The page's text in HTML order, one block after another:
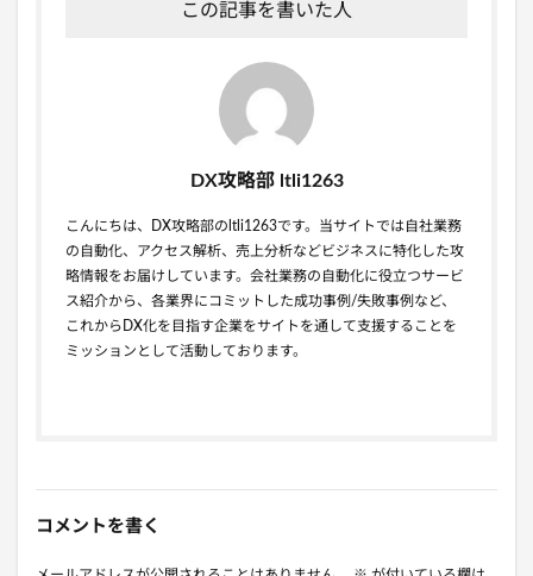
この記事を書いた人
DX攻略部 ltli1263
こんにちは、DX攻略部のltli1263です。当サイトでは自社業務
の自動化、アクセス解析、売上分析などビジネスに特化した攻
略情報をお届けしています。会社業務の自動化に役立つサービ
ス紹介から、各業界にコミットした成功事例/失敗事例など、
これからDX化を目指す企業をサイトを通して支援することを
ミッションとして活動しております。
コメントを書く